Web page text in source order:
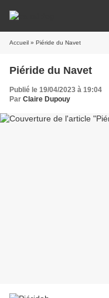
Accueil » Piéride du Navet
Piéride du Navet
Publié le 19/04/2023 à 19:04
Par Claire Dupouy